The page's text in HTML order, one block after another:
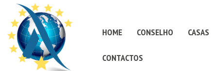
HOME CONSELHO CASAS
CONTACTOS